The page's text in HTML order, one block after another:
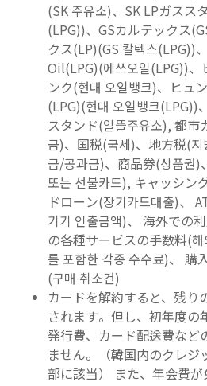
(SK 주유소)、SK LPガスス
(LPG))、GSカルテックス
クス(LP)(GS 칼텍스(LPG))
Oil(LPG)(에쓰오일(LPG))
ンク(현대 오일뱅크)、ヒュ
(LPG)(현대 오일뱅크
スタンド(알뜰주유소), 都市
금)、国税(국세)、地方税(
금/공과금)、商品券(상품권
또는 선불카드), キャッシン
ドローン(장기카드대출)、
기기 인출금액)、 海外での
の各種サービスの手数料(해
를 포함한 각종 수수료)、
(구매 취소건)
カードを解約すると、残り
されます。但し、初年度の
発行費、カード配送費など
ません。（韓国内のクレ
部に該当） また、年会費